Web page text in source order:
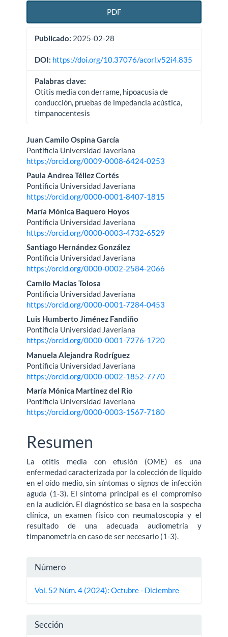
PDF
Publicado: 2025-02-28
DOI: https://doi.org/10.37076/acorl.v52i4.835
Palabras clave:
Otitis media con derrame, hipoacusia de
conducción, pruebas de impedancia acústica,
timpanocentesis
Contenido
principal
del
artículo
Juan Camilo Ospina García
Pontificia Universidad Javeriana
https://orcid.org/0009-0008-6424-0253
Paula Andrea Téllez Cortés
Pontificia Universidad Javeriana
https://orcid.org/0000-0001-8407-1815
María Mónica Baquero Hoyos
Pontificia Universidad Javeriana
https://orcid.org/0000-0003-4732-6529
Santiago Hernández González
Pontificia Universidad Javeriana
https://orcid.org/0000-0002-2584-2066
Camilo Macías Tolosa
Pontificia Universidad Javeriana
https://orcid.org/0000-0001-7284-0453
Luis Humberto Jiménez Fandiño
Pontificia Universidad Javeriana
https://orcid.org/0000-0001-7276-1720
Manuela Alejandra Rodríguez
Pontificia Universidad Javeriana
https://orcid.org/0000-0002-1852-7770
María Mónica Martínez del Rio
Pontificia Universidad Javeriana
https://orcid.org/0000-0003-1567-7180
Resumen
La otitis media con efusión (OME) es una
enfermedad caracterizada por la colección de líquido
en el oído medio, sin síntomas o signos de infección
aguda (1-3). El síntoma principal es el compromiso
en la audición. El diagnóstico se basa en la sospecha
clínica, un examen físico con neumatoscopia y el
resultado de una adecuada audiometría y
timpanometría en caso de ser necesario (1-3).
Detalles
del
Número
Vol. 52 Núm. 4 (2024): Octubre - Diciembre
Sección